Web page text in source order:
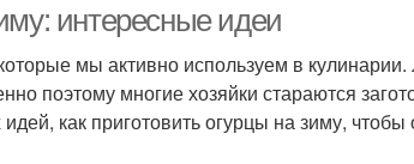
интересные идеи
мы активно используем в кулинарии.
поэтому многие хозяйки стараются
как приготовить огурцы на зиму,